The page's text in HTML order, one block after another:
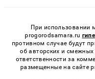
При использовании
progorodsamara.ru
противном случае будут
об авторских и смежных
ответственности за
размещенные на сайте